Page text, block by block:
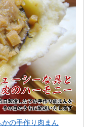
の手作り肉まん